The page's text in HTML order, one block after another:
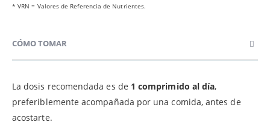
* VRN = Valores de Referencia de Nutrientes.
CÓMO TOMAR
La dosis recomendada es de 1 comprimido al día,
preferiblemente acompañada por una comida, antes de
acostarte.